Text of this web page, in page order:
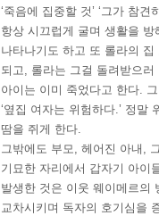
‘죽음에 집중할 것’ ‘그가 참
항상 시끄럽게 굴며 생활을
나타나기도 하고 또 롤라의
되고, 롤라는 그걸 돌려받으
아이는 이미 죽었다고 한다.
‘옆집 여자는 위험하다.’ 정말
땀을 쥐게 한다.
그밖에도 부모, 헤어진 아내,
기묘한 자리에서 갑자기 아이
발생한 것은 이웃 웨이메르의
교차시키며 독자의 호기심을